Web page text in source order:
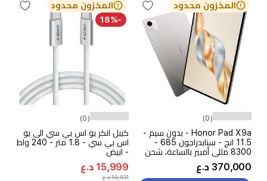
المخزون محدود
(0)
Honor Pad X9a - بدون سيم -
11.5 انج - سنابدراجون 685 -
8300 مللي أمبير بالساعة، شحن
35 واط
370,000 د.ع
المخزون محدود
-18%
(0)
كيبل انكر يو اس بي سي الى يو
اس بي سي - 1.8 متر - 240 واط
- ابيض
15,999 د.ع
19,511 د.ع